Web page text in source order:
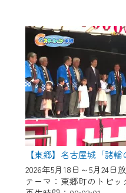
【東郷】名古屋城「諸輪
2026年5月18日～5月24日
テーマ：東郷町のトピッ